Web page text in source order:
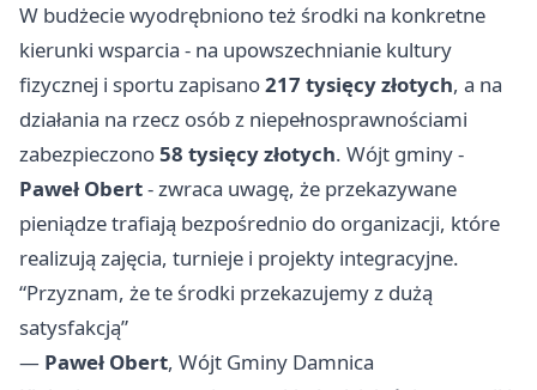
W budżecie wyodrębniono też środki na konkretne
kierunki wsparcia - na upowszechnianie kultury
fizycznej i sportu zapisano217 tysięcy złotych, a na
działania na rzecz osób z niepełnosprawnościami
zabezpieczono58 tysięcy złotych. Wójt gminy -
Paweł Obert- zwraca uwagę, że przekazywane
pieniądze trafiają bezpośrednio do organizacji, które
realizują zajęcia, turnieje i projekty integracyjne.
“Przyznam, że te środki przekazujemy z dużą
satysfakcją”
— Paweł Obert, Wójt Gminy Damnica